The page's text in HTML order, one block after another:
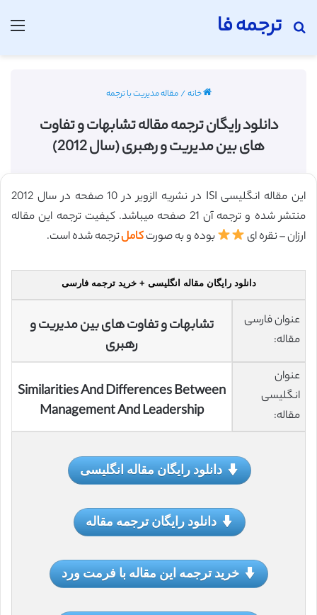
ترجمه فا
جستجو برای
خانه/مقاله مدیریت با ترجمه
دانلود رایگان ترجمه مقاله تشابهات و تفاوت
های بین مدیریت و رهبری (سال 2012)
این مقاله انگلیسی ISI در نشریه الزویر در 10 صفحه در سال 2012
منتشر شده و ترجمه آن 21 صفحه میباشد. کیفیت ترجمه این مقاله
ارزان – نقره ای
بوده و به صورتکاملترجمه شده است.
دانلود رایگان مقاله انگلیسی + خرید ترجمه فارسی
عنوان فارسی
مقاله:
تشابهات و تفاوت های بین مدیریت و
رهبری
عنوان
انگلیسی
مقاله:
Similarities And Differences Between
Management And Leadership
دانلود رایگان مقاله انگلیسی
دانلود رایگان ترجمه مقاله
خرید ترجمه این مقاله با فرمت ورد